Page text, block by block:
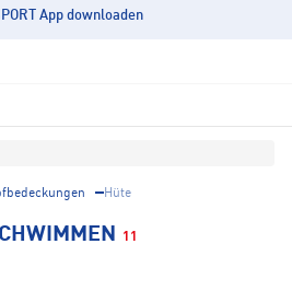
App downloaden
Hüte
11